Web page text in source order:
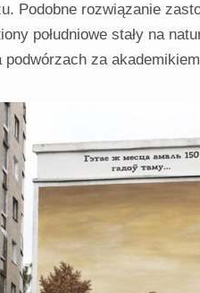
Podobne rozwiązanie
południowe stały na
za